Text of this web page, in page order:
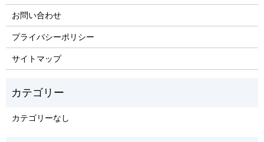
お問い合わせ
プライバシーポリシー
サイトマップ
カテゴリーなし